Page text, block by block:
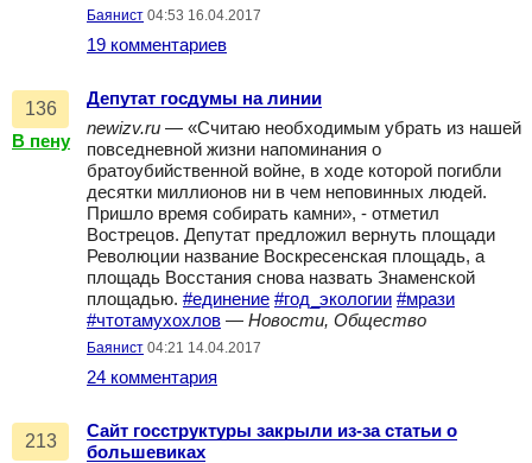
Баянист 04:53 16.04.2017
19 комментариев
136
В пену
Депутат госдумы на линии
newizv.ru — «Считаю необходимым убрать из нашей
повседневной жизни напоминания о
братоубийственной войне, в ходе которой погибли
десятки миллионов ни в чем неповинных людей.
Пришло время собирать камни», - отметил
Вострецов. Депутат предложил вернуть площади
Революции название Воскресенская площадь, а
площадь Восстания снова назвать Знаменской
площадью. #единение #год_экологии #мрази
#чтотамухохлов — Новости, Общество
Баянист 04:21 14.04.2017
24 комментария
213
Сайт госструктуры закрыли из-за статьи о
большевиках